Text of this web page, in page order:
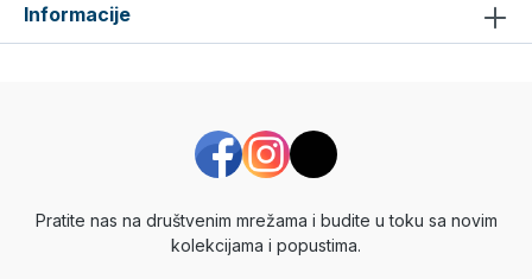
Informacije
Pratite nas na društvenim mrežama i budite u toku sa novim
kolekcijama i popustima.